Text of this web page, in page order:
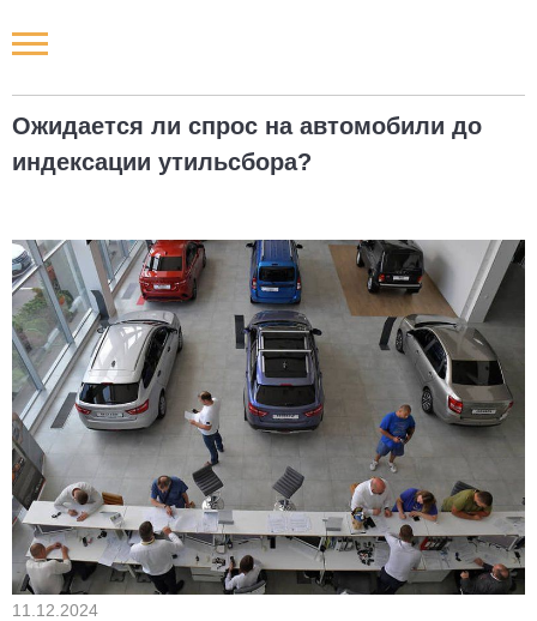
Ожидается ли спрос на автомобили до
индексации утильсбора?
11.12.2024
Новости РФ
Наши мероприятия
Статьи